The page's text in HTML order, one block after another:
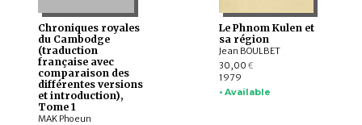
Chroniques royales
du Cambodge
(traduction
française avec
comparaison des
différentes versions
et introduction),
Tome 1
MAK Phoeun
Le Phnom Kulen et
sa région
Jean BOULBET
30,00 €
1979
• Available